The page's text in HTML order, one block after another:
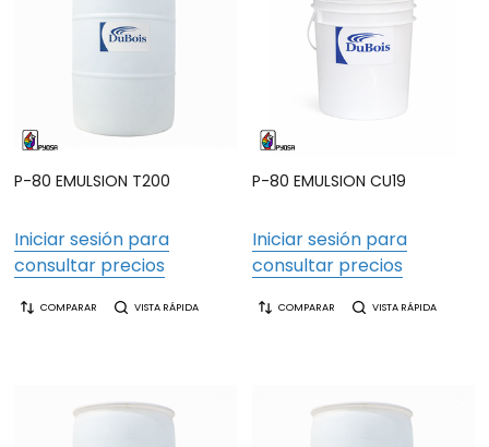
P-80 EMULSION T200
Iniciar sesión para
consultar precios
COMPARAR VISTA RÁPIDA
P-80 EMULSION CU19
Iniciar sesión para
consultar precios
COMPARAR VISTA RÁPIDA